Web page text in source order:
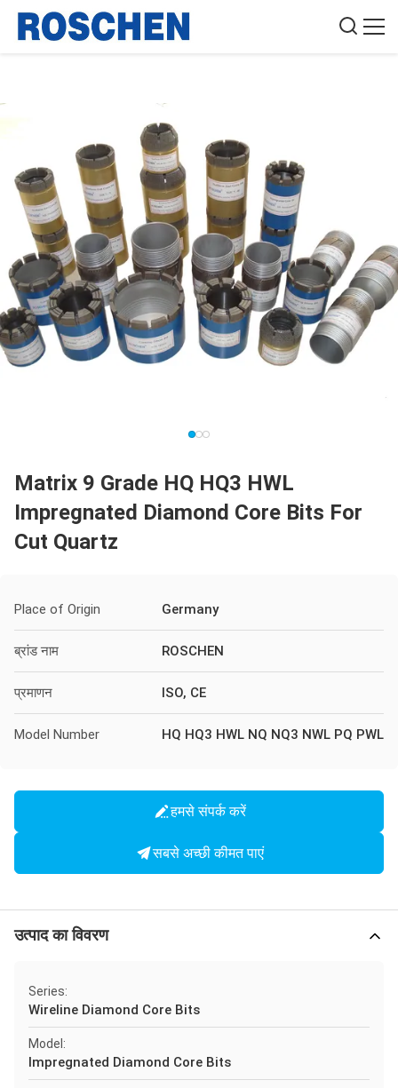
Matrix 9 Grade HQ HQ3 HWL
Impregnated Diamond Core Bits For
Cut Quartz
Place of Origin Germany
ब्रांड नाम ROSCHEN
प्रमाणन ISO, CE
Model Number HQ HQ3 HWL NQ NQ3 NWL PQ PWL
हमसे संपर्क करें
सबसे अच्छी कीमत पाएं
उत्पाद का विवरण
Series:
Wireline Diamond Core Bits
Model:
Impregnated Diamond Core Bits